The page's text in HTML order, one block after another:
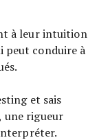
à leur intuition
peut conduire à
et sais
une rigueur